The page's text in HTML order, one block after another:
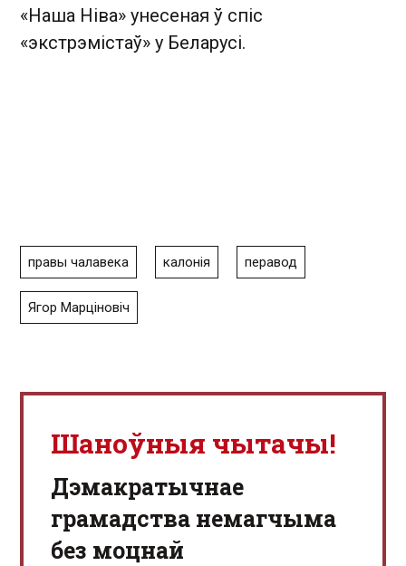
«Наша Ніва» унесеная ў спіс
«экстрэмістаў» у Беларусі.
правы чалавека калонія перавод
Ягор Марціновіч
Шаноўныя чытачы!
Дэмакратычнае
грамадства немагчыма
без моцнай